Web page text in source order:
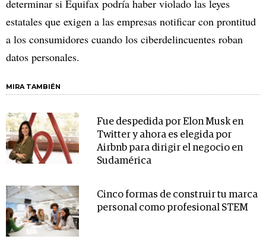
determinar si Equifax podría haber violado las leyes
estatales que exigen a las empresas notificar con prontitud
a los consumidores cuando los ciberdelincuentes roban
datos personales.
MIRA TAMBIÉN
Fue despedida por Elon Musk en
Twitter y ahora es elegida por
Airbnb para dirigir el negocio en
Sudamérica
Cinco formas de construir tu marca
personal como profesional STEM